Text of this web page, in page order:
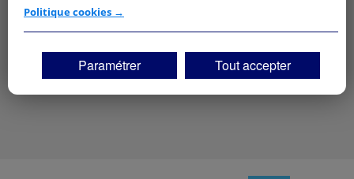
Si vous continuez sans accepter, les fonctionnalités liées à la
vos centres d'intérêt. Seuls lescookies/traceurs techniquesseront
déposés et lus sur votre terminal.
Vous pouvez exprimer vos choix en cliquant sur "Tout accepter",
Politique cookies →
Paramétrer Tout accepter